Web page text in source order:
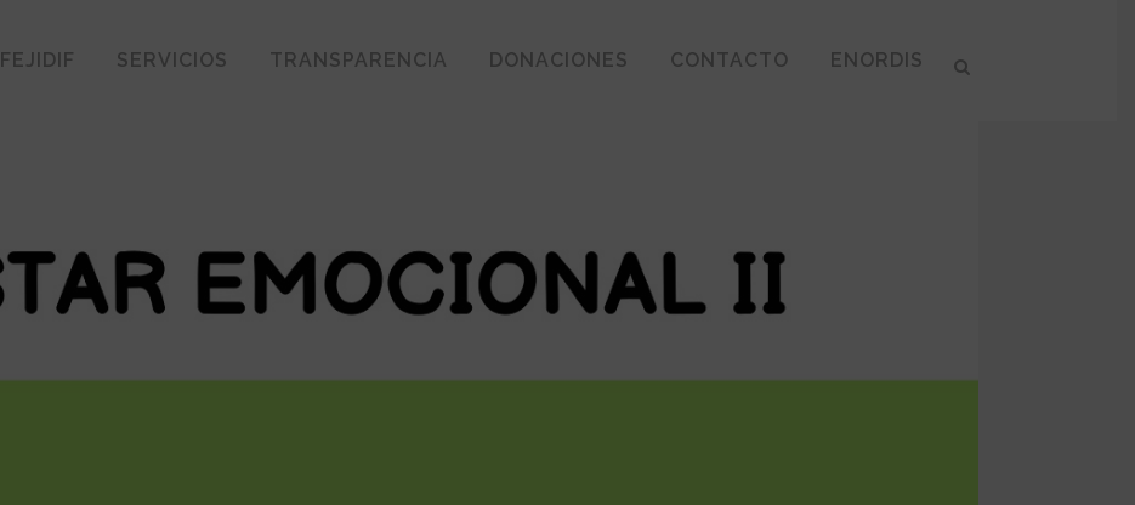
FEJIDIF SERVICIOS TRANSPARENCIA DONACIONES CONTACTO ENORDIS